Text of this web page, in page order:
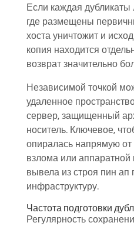
Если каждая
где размещены
хоста уничтожит и
копия находится
возврат значительно
Независимой точкой
удаленное
сервер, защищенный
носитель. Ключевое,
опиралась напрямую
взлома или аппаратной
вывела из строя пин ап
инфраструктуру.
Частота подготовки
Регулярность